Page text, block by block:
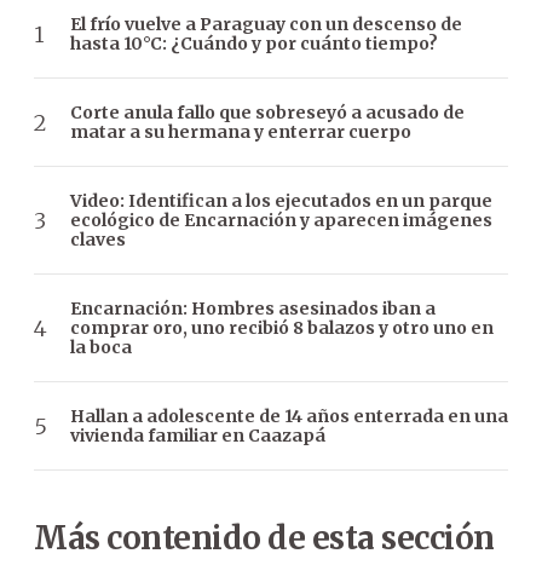
El frío vuelve a Paraguay con un descenso de
hasta 10°C: ¿Cuándo y por cuánto tiempo?
Corte anula fallo que sobreseyó a acusado de
matar a su hermana y enterrar cuerpo
Video: Identifican a los ejecutados en un parque
ecológico de Encarnación y aparecen imágenes
claves
Encarnación: Hombres asesinados iban a
comprar oro, uno recibió 8 balazos y otro uno en
la boca
Hallan a adolescente de 14 años enterrada en una
vivienda familiar en Caazapá
Más contenido de esta sección